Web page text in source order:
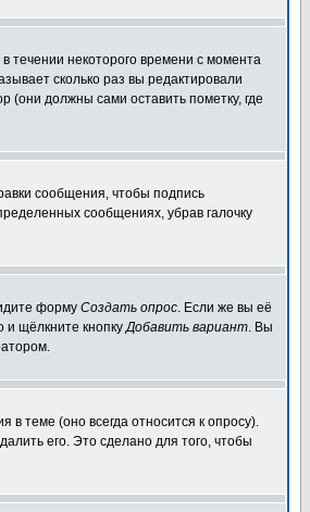
течении некоторого времени с момента
сколько раз вы редактировали
должны сами оставить пометку, где
сообщения, чтобы подпись
сообщениях, убрав галочку
форму Создать опрос. Если же вы её
и щёлкните кнопкуДобавить вариант. Вы
теме (оно всегда относится к опросу).
его. Это сделано для того, чтобы